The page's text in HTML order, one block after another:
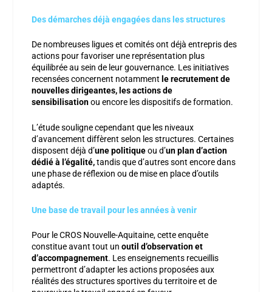
Des démarches déjà engagées dans les structures
De nombreuses ligues et comités ont déjà entrepris des
actions pour favoriser une représentation plus
équilibrée au sein de leur gouvernance. Les initiatives
recensées concernent notamment le recrutement de
nouvelles dirigeantes, les actions de
sensibilisationou encore lesdispositifs de formation.
L’étude souligne cependant que les niveaux
d’avancement diffèrent selon les structures. Certaines
disposent déjà d’une politiqueou d’un plan d’action
dédié à l’égalité,tandis que d’autres sont encore dans
une phase de réflexion ou de mise en place d’outils
adaptés.
Une base de travail pour les années à venir
Pour le CROS Nouvelle-Aquitaine, cette enquête
constitue avant tout un outil d’observation et
d’accompagnement. Les enseignements recueillis
permettront d’adapter les actions proposées aux
réalités des structures sportives du territoire et de